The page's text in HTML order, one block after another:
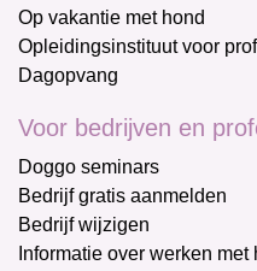
Op vakantie met hond
Opleidingsinstituut voor
Dagopvang
Voor bedrijven en
Doggo seminars
Bedrijf gratis aanmelden
Bedrijf wijzigen
Informatie over werken met